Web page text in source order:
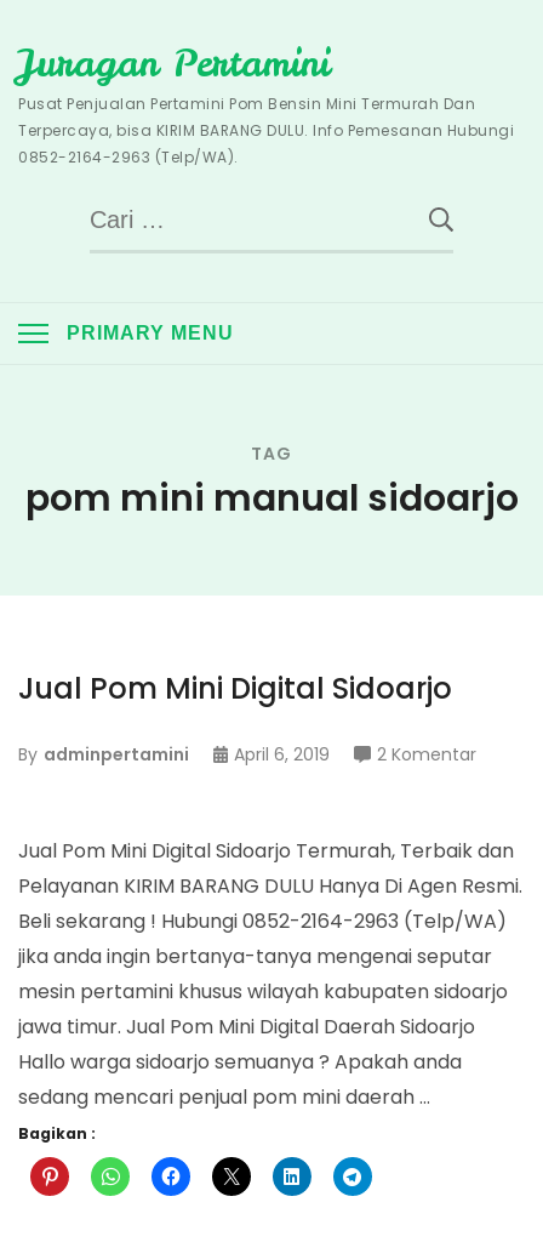
to
content
Juragan Pertamini
Pusat Penjualan Pertamini Pom Bensin Mini Termurah Dan
Terpercaya, bisa KIRIM BARANG DULU. Info Pemesanan Hubungi
0852-2164-2963 (Telp/WA).
Cari
untuk:
PRIMARY MENU
TAG
pom mini manual sidoarjo
Jual Pom Mini Digital Sidoarjo
By adminpertamini April 6, 2019 2 Komentarpada
Mini
Digital
Sidoarjo
Jual Pom Mini Digital Sidoarjo Termurah, Terbaik dan
Pelayanan KIRIM BARANG DULU Hanya Di Agen Resmi.
Beli sekarang ! Hubungi 0852-2164-2963 (Telp/WA)
jika anda ingin bertanya-tanya mengenai seputar
mesin pertamini khusus wilayah kabupaten sidoarjo
jawa timur. Jual Pom Mini Digital Daerah Sidoarjo
Hallo warga sidoarjo semuanya ? Apakah anda
sedang mencari penjual pom mini daerah …
Bagikan :